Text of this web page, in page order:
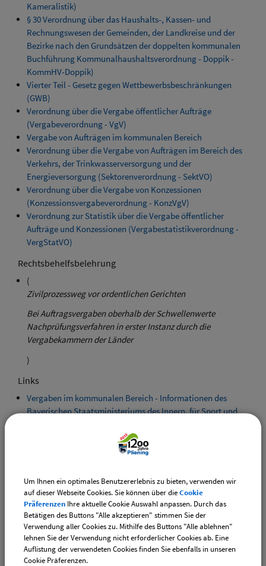
Kameralistik)
§ 30 Verordnung über das Haushalts-, Kassen- und
Rechnungswesen der Gemeinden, der Landkreise und der
Bezirke nach den Grundsätzen der doppelten kommunalen
Buchführung Kommunalhaushaltsverordnung - Doppik -
KommHV-Doppik)
Vierter Teil - Gesetz gegen Wettbewerbsbeschränkungen
(GWB)
Verordnung über die Vergabe öffentlicher Aufträge
(Vergabeverordnung - VgV)
Vergabe von Aufträgen im kommunalen Bereich
Verordnung über die Vergabe von Aufträgen im Bereich des
Verkehrs, der Trinkwasserversorgung und der
Energieversorgung (Sektorenverordnung - SektVO)
Verordnung über die Vergabe von Konzessionen
(Konzessionsvergabeverordnung - KonzVgV)
Verordnung zur Statistik über die Vergabe öffentlicher
Aufträge und Konzessionen (Vergabestatistikverordnung -
VergStatVO)
Rechtsbehelfsbelehrung
(
Zivilprozessweg vor ordentlichen Gerichten
Bei Auftragsvergaben oberhalb der Schwellenwerte
Nachprüfungsverfahren in erster Instanz durch die
Vergabekammern der Länder
)
Links
Vergaben im kommunalen Bereich - Informationen des
Bayerischen Staatsministeriums des Innern, für Sport und
Bau-, Liefer- und Dienstleistungen
Bekanntmachungsportal; Abruf von Informationen über
Vergaben
Vergabeverfahren von Bauleistungen; Durchführung von
Nachprüfungen
Vergabeverfahren von Bau-, Liefer- und Dienstleistungen;
Um Ihnen ein optimales Benutzererlebnis zu bieten, verwenden wir
auf dieser Webseite Cookies. Sie können über dieCookie
Präferenzen Ihre aktuelle Cookie Auswahl anpassen. Durch das
Betätigen des Buttons "Alle akzeptieren" stimmen Sie der
Verwendung aller Cookies zu. Mithilfe des Buttons "Alle ablehnen"
lehnen Sie der Verwendung nicht erforderlicher Cookies ab. Eine
Auflistung der verwendeten Cookies finden Sie ebenfalls in unseren
Cookie Präferenzen.